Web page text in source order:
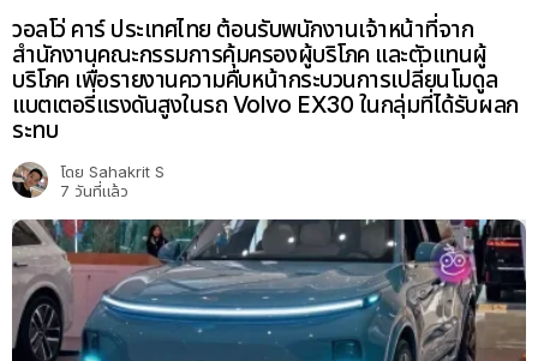
วอลโว่ คาร์ ประเทศไทย ต้อนรับพนักงานเจ้าหน้าที่จาก
สำนักงานคณะกรรมการคุ้มครองผู้บริโภค และตัวแทนผู้
บริโภค เพื่อรายงานความคืบหน้ากระบวนการเปลี่ยนโมดูล
แบตเตอรี่แรงดันสูงในรถ Volvo EX30 ในกลุ่มที่ได้รับผลก
ระทบ
โดย Sahakrit S
7 วันที่แล้ว